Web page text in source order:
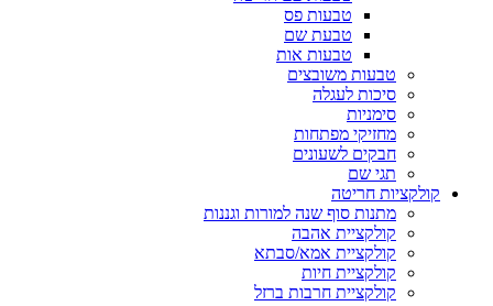
טבעות פס
טבעת שם
טבעות אות
טבעות משובצים
סיכות לעגלה
סימניות
מחזיקי מפתחות
חבקים לשעונים
תגי שם
קולקציות חריטה
מתנות סוף שנה למורות וגננות
קולקציית אהבה
קולקציית אמא/סבתא
קולקציית חיות
קולקציית חרבות ברזל